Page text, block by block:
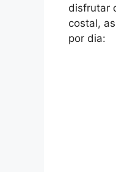
disfrutar
costal,
por dia: